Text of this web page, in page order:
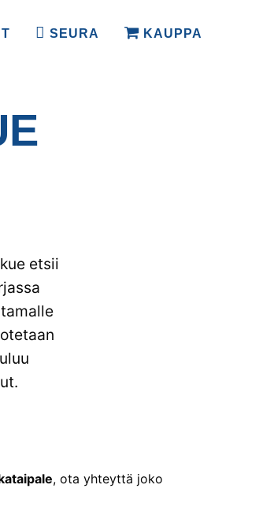
SEURA KAUPPA
etsii
, ota yhteyttä joko